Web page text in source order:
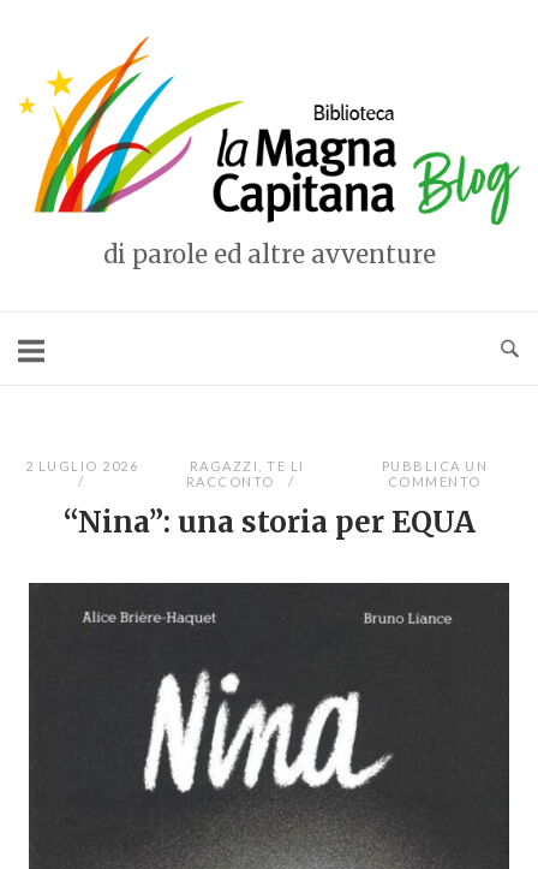
contenuto
di parole ed altre avventure
2 LUGLIO 2026 RAGAZZI ,TE LI
RACCONTO
PUBBLICA UN
COMMENTO
“Nina”: una storia per EQUA